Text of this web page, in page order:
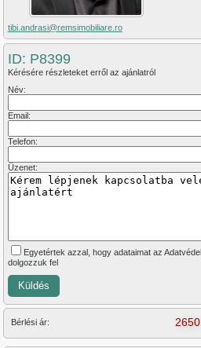
tibi.andrasi@remsimobiliare.ro
ID: P8399
Kérésére részleteket erről az ajánlatról
Név:
Email:
Telefon:
Üzenet:
Egyetértek azzal, hogy adataimat az
dolgozzuk fel
Bérlési ár: